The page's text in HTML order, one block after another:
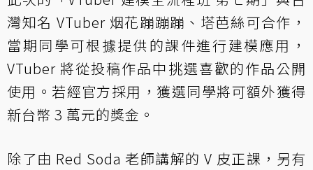
灣知名 VTuber 烟花蹦蹦蹦、塔芭絲可合作，
當期同學可根據提供的課件進行建模應用，
VTuber 將從投稿作品中挑選喜歡的作品公開
使用。若經官方採用，​獲選同學將可額外獲得
新台幣 3 萬元的獎金。
除了由 Red Soda 老師講解的 V 皮正課，另有